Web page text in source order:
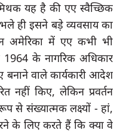
मिथक यह है की एए स्वैच्छिक
ही इसने बड़े व्यवसाय का
अमेरिका में एए कभी भी
1964 के नागरिक अधिकार
नहीं किए, लेकिन प्रवर्तन
से संख्यात्मक लक्ष्यों - हां
के लिए करते हैं कि क्या वे